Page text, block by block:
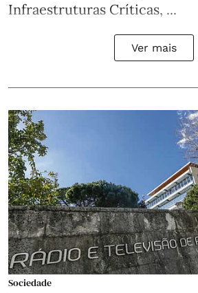
Infraestruturas Críticas, ...
Ver mais
Sociedade